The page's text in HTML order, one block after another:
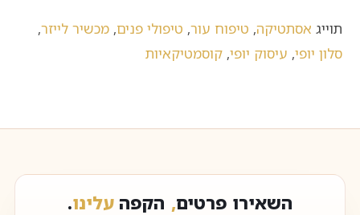
תוייג אסתטיקה, טיפוח עור, טיפולי פנים, מכשיר לייזר,
סלון יופי, עיסוק יופי, קוסמטיקאיות
השאירו פרטים, הקפה עלינו.